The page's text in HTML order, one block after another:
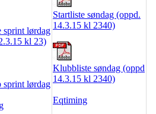
sprint lørdag
kl 23)
sprint lørdag
Startliste søndag (oppd.
14.3.15 kl 2340)
Klubbliste søndag (oppd
14.3.15 kl 2340)
Eqtiming